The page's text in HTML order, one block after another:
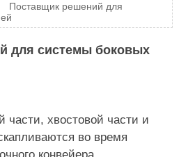
Поставщик решений для
для системы боковых
части, хвостовой части и
во время